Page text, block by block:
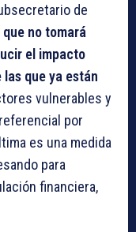
de
no tomará
el impacto
que ya están
vulnerables y
por
es una medida
para
financiera,